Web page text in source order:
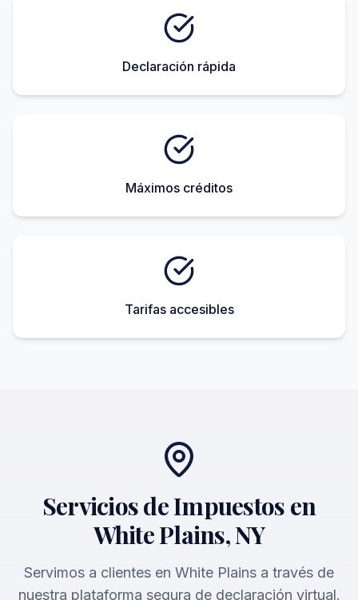
Declaración rápida
Máximos créditos
Tarifas accesibles
Servicios de Impuestos en
White Plains, NY
Servimos a clientes en White Plains a través de
nuestra plataforma segura de declaración virtual.